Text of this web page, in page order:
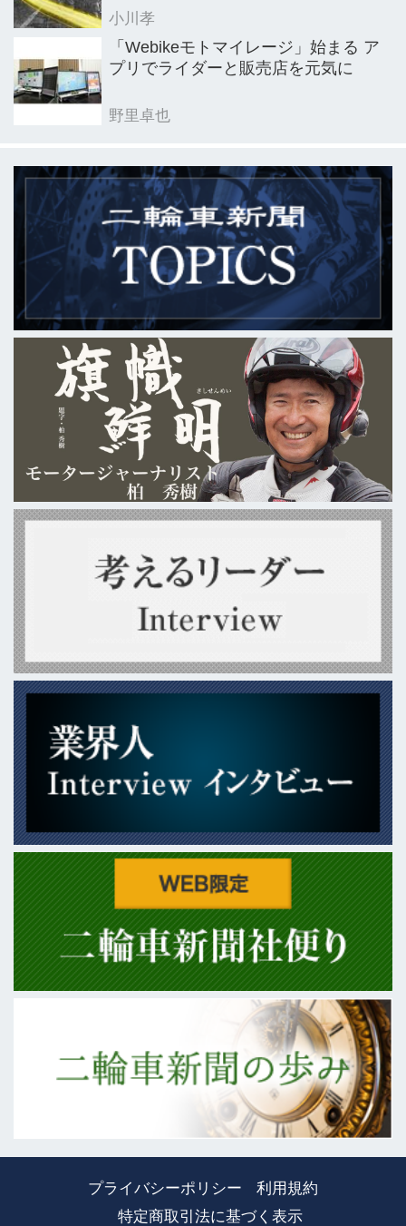
小川孝
「Webikeモトマイレージ」始まる ア
プリでライダーと販売店を元気に
野里卓也
プライバシーポリシー
利用規約
特定商取引法に基づく表示